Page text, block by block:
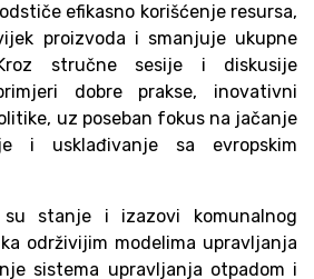
efikasno korišćenje resursa,
proizvoda i smanjuje ukupne
stručne sesije i diskusije
dobre prakse, inovativni
uz poseban fokus na jačanje
i usklađivanje sa evropskim
stanje i izazovi komunalnog
održivijim modelima upravljanja
sistema upravljanja otpadom i